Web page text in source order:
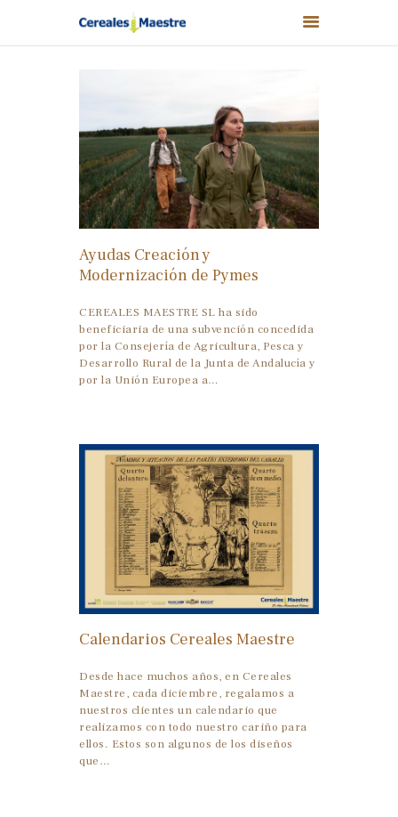
CEREALES MAESTRE
NUESTROS PRODUCTOS
NUESTROS VALORES
NUESTRAS MARCAS
TIENDA
NOTICIAS
0,00 €
Ayudas Creación y
Modernización de Pymes
CEREALES MAESTRE SL ha sido
beneficiaria de una subvención concedida
por la Consejería de Agricultura, Pesca y
Desarrollo Rural de la Junta de Andalucía y
por la Unión Europea a…
Calendarios Cereales Maestre
Desde hace muchos años, en Cereales
Maestre, cada diciembre, regalamos a
nuestros clientes un calendario que
realizamos con todo nuestro cariño para
ellos. Estos son algunos de los diseños
que…